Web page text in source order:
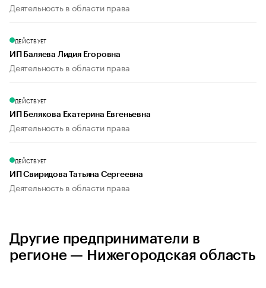
Деятельность в области права
ДЕЙСТВУЕТ
ИП Баляева Лидия Егоровна
Деятельность в области права
ДЕЙСТВУЕТ
ИП Белякова Екатерина Евгеньевна
Деятельность в области права
ДЕЙСТВУЕТ
ИП Свиридова Татьяна Сергеевна
Деятельность в области права
Другие предприниматели в
регионе — Нижегородская область